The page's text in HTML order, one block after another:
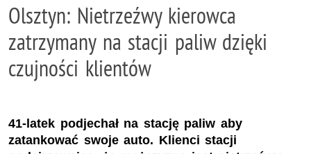
Olsztyn: Nietrzeźwy kierowca
zatrzymany na stacji paliw dzięki
czujności klientów
41-latek podjechał na stację paliw aby
zatankować swoje auto. Klienci stacji